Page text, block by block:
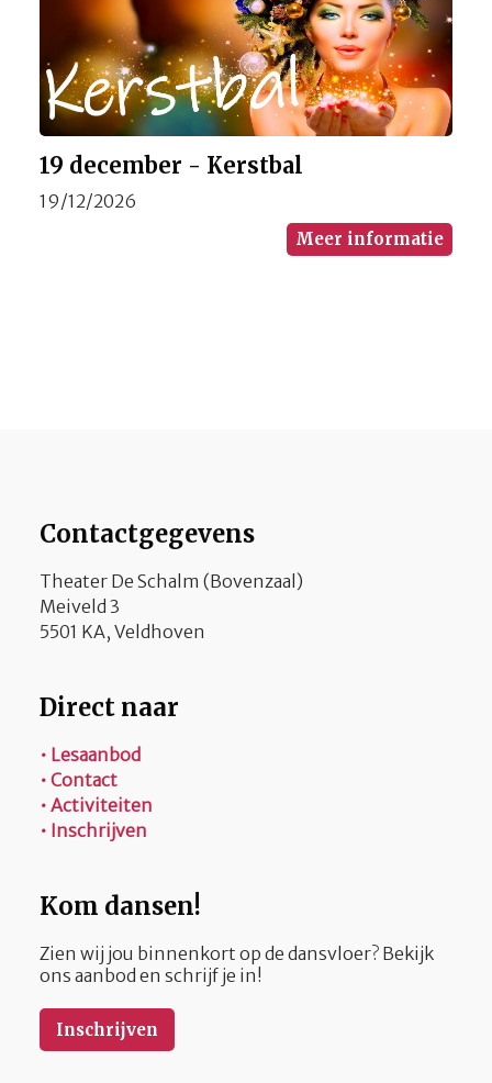
19 december - Kerstbal
19/12/2026
Meer informatie
Contactgegevens
Theater De Schalm (Bovenzaal)
Meiveld 3
5501 KA, Veldhoven
Direct naar
• Lesaanbod
• Contact
• Activiteiten
• Inschrijven
Kom dansen!
Zien wij jou binnenkort op de dansvloer? Bekijk
ons aanbod en schrijf je in!
Inschrijven